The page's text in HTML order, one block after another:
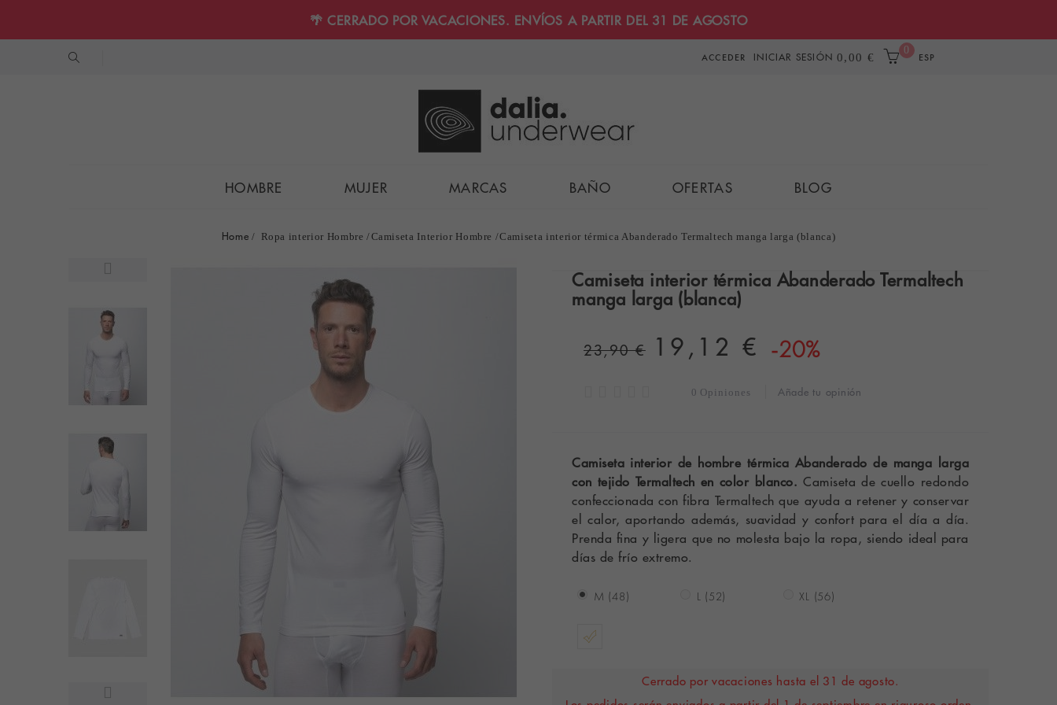
🌴 CERRADO POR VACACIONES. ENVÍOS A PARTIR DEL 31 DE AGOSTO
ACCEDER INICIAR SESIÓN 0,00 €
0
ESP
HOMBRE MUJER MARCAS BAÑO OFERTAS BLOG
Home Ropa interior Hombre Camiseta Interior Hombre Camiseta interior térmica Abanderado Termaltech manga larga (blanca)
Camiseta interior térmica Abanderado Termaltech
manga larga (blanca)
23,90 € 19,12 € -20%
0 Opiniones Añade tu opinión
Camiseta interior de hombre térmica Abanderado de manga larga
con tejido Termaltech en color blanco.Camiseta de cuello redondo
confeccionada con fibra Termaltech que ayuda a retener y conservar
el calor, aportando además, suavidad y confort para el día a día.
Prenda fina y ligera que no molesta bajo la ropa, siendo ideal para
días de frío extremo.
M (48) L (52) XL (56)
Cerrado por vacaciones hasta el 31 de agosto.